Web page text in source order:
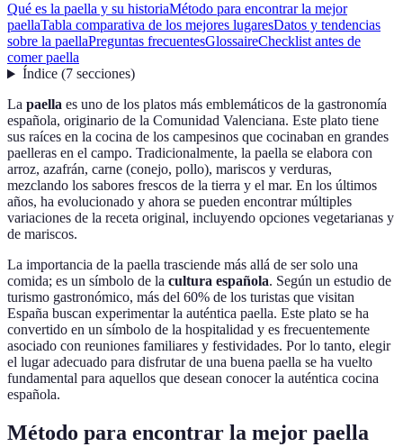
Qué es la paella y su historiaMétodo para encontrar la mejor
paellaTabla comparativa de los mejores lugaresDatos y tendencias
sobre la paellaPreguntas frecuentesGlossaireChecklist antes de
comer paella
Índice(7 secciones)
La paella es uno de los platos más emblemáticos de la gastronomía
española, originario de la Comunidad Valenciana. Este plato tiene
sus raíces en la cocina de los campesinos que cocinaban en grandes
paelleras en el campo. Tradicionalmente, la paella se elabora con
arroz, azafrán, carne (conejo, pollo), mariscos y verduras,
mezclando los sabores frescos de la tierra y el mar. En los últimos
años, ha evolucionado y ahora se pueden encontrar múltiples
variaciones de la receta original, incluyendo opciones vegetarianas y
de mariscos.
La importancia de la paella trasciende más allá de ser solo una
comida; es un símbolo de la cultura española. Según un estudio de
turismo gastronómico, más del 60% de los turistas que visitan
España buscan experimentar la auténtica paella. Este plato se ha
convertido en un símbolo de la hospitalidad y es frecuentemente
asociado con reuniones familiares y festividades. Por lo tanto, elegir
el lugar adecuado para disfrutar de una buena paella se ha vuelto
fundamental para aquellos que desean conocer la auténtica cocina
española.
Método para encontrar la mejor paella